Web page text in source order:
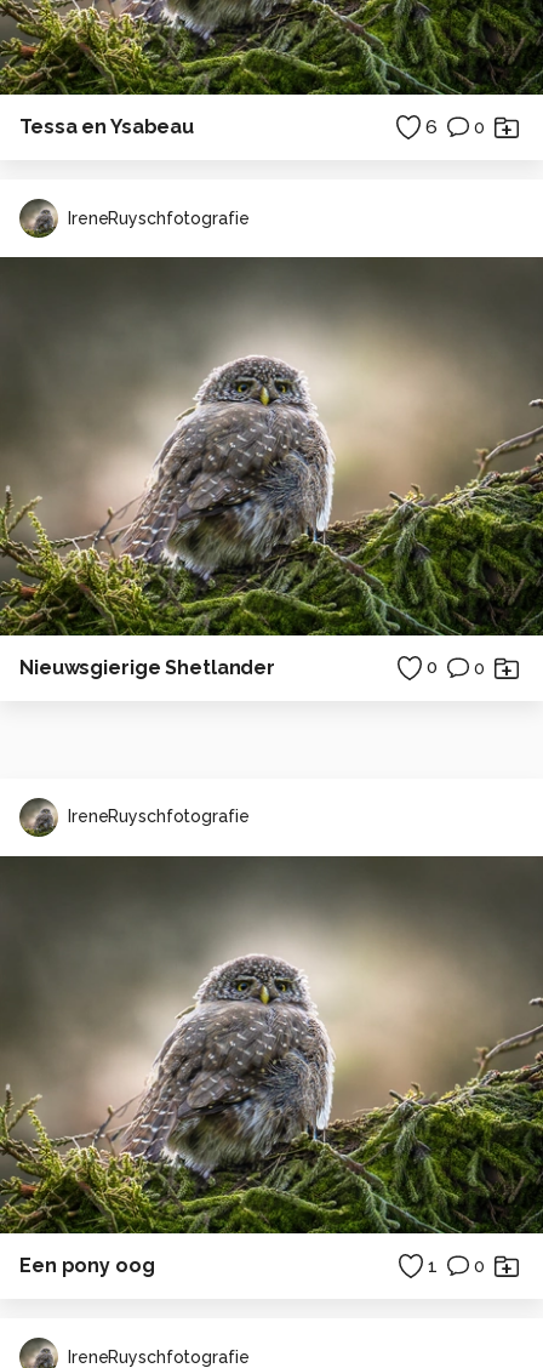
Tessa en Ysabeau 6 0
IreneRuyschfotografie
Nieuwsgierige Shetlander 0 0
IreneRuyschfotografie
Een pony oog 1 0
IreneRuyschfotografie